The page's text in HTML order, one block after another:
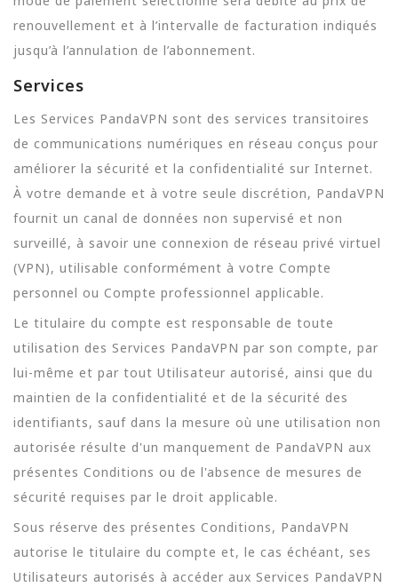
renouvellement et à l’intervalle de facturation indiqués
jusqu’à l’annulation de l’abonnement.
Services
Les Services PandaVPN sont des services transitoires
de communications numériques en réseau conçus pour
améliorer la sécurité et la confidentialité sur Internet.
À votre demande et à votre seule discrétion, PandaVPN
fournit un canal de données non supervisé et non
surveillé, à savoir une connexion de réseau privé virtuel
(VPN), utilisable conformément à votre Compte
personnel ou Compte professionnel applicable.
Le titulaire du compte est responsable de toute
utilisation des Services PandaVPN par son compte, par
lui-même et par tout Utilisateur autorisé, ainsi que du
maintien de la confidentialité et de la sécurité des
identifiants, sauf dans la mesure où une utilisation non
autorisée résulte d'un manquement de PandaVPN aux
présentes Conditions ou de l'absence de mesures de
sécurité requises par le droit applicable.
Sous réserve des présentes Conditions, PandaVPN
autorise le titulaire du compte et, le cas échéant, ses
Utilisateurs autorisés à accéder aux Services PandaVPN